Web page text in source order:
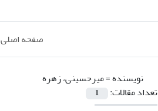
صفحه اصلی
نویسنده =میرحسینی، زهره
تعداد مقالات:
1